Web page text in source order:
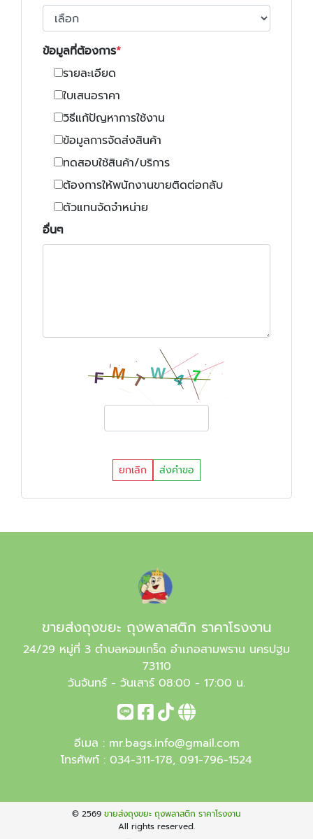
ข้อมูลที่ต้องการ
รายละเอียด
ใบเสนอราคา
วิธีแก้ปัญหาการใช้งาน
ข้อมูลการจัดส่งสินค้า
ทดสอบใช้สินค้า/บริการ
ต้องการให้พนักงานขายติดต่อกลับ
ตัวแทนจัดจำหน่าย
อื่นๆ
ยกเลิก ส่งคำขอ
ขายส่งถุงขยะ ถุงพลาสติก ราคาโรงงาน
24/29 หมู่ที่ 3 ตำบลหอมเกร็ด อำเภอสามพราน นครปฐม
73110
วันจันทร์ - วันเสาร์ 08:00 - 17:00 น.
อีเมล : mr.bags.info@gmail.com
โทรศัพท์ : 034-311-178, 091-796-1524
© 2569 ขายส่งถุงขยะ ถุงพลาสติก ราคาโรงงาน
All rights reserved.